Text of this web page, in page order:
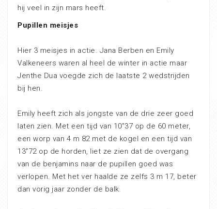
hij veel in zijn mars heeft.
Pupillen meisjes
Hier 3 meisjes in actie. Jana Berben en Emily
Valkeneers waren al heel de winter in actie maar
Jenthe Dua voegde zich de laatste 2 wedstrijden
bij hen.
Emily heeft zich als jongste van de drie zeer goed
laten zien. Met een tijd van 10”37 op de 60 meter,
een worp van 4 m 82 met de kogel en een tijd van
13”72 op de horden, liet ze zien dat de overgang
van de benjamins naar de pupillen goed was
verlopen. Met het ver haalde ze zelfs 3 m 17, beter
dan vorig jaar zonder de balk.